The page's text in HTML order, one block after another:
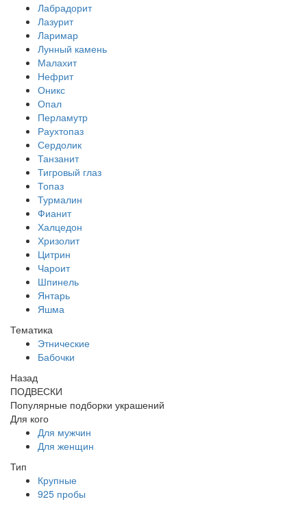
Лабрадорит
Лазурит
Ларимар
Лунный камень
Малахит
Нефрит
Оникс
Опал
Перламутр
Раухтопаз
Сердолик
Танзанит
Тигровый глаз
Топаз
Турмалин
Фианит
Халцедон
Хризолит
Цитрин
Чароит
Шпинель
Янтарь
Яшма
Тематика
Этнические
Бабочки
Назад
ПОДВЕСКИ
Популярные подборки украшений
Для кого
Для мужчин
Для женщин
Тип
Крупные
925 пробы